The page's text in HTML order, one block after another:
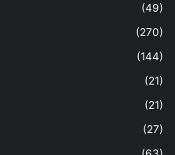
(49)
(270)
(144)
(21)
(21)
(27)